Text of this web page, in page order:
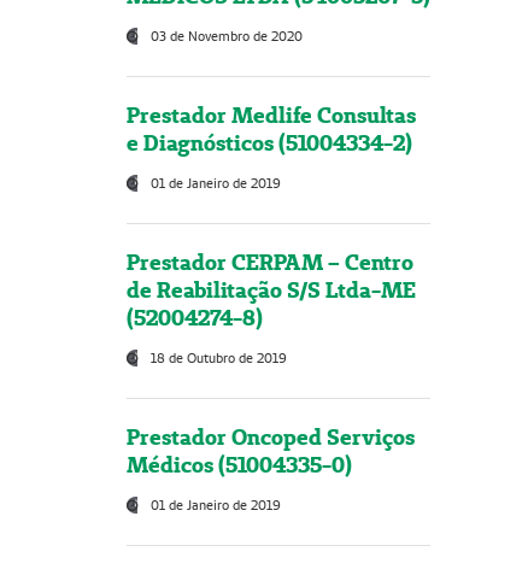
03 de Novembro de 2020
Prestador Medlife Consultas
e Diagnósticos (51004334-2)
01 de Janeiro de 2019
Prestador CERPAM – Centro
de Reabilitação S/S Ltda-ME
(52004274-8)
18 de Outubro de 2019
Prestador Oncoped Serviços
Médicos (51004335-0)
01 de Janeiro de 2019